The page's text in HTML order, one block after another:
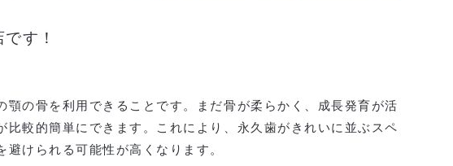
す！
の骨を利用できることです。まだ骨が柔らかく、成長発育が活
較的簡単にできます。これにより、永久歯がきれいに並ぶスペ
けられる可能性が高くなります。